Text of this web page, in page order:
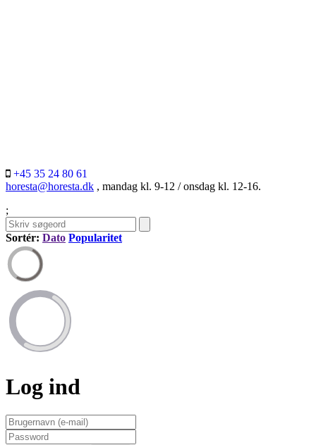
+45 35 24 80 61
horesta@horesta.dk , mandag kl. 9-12 / onsdag kl. 12-16.
;
Sortér: Dato Popularitet
Log ind